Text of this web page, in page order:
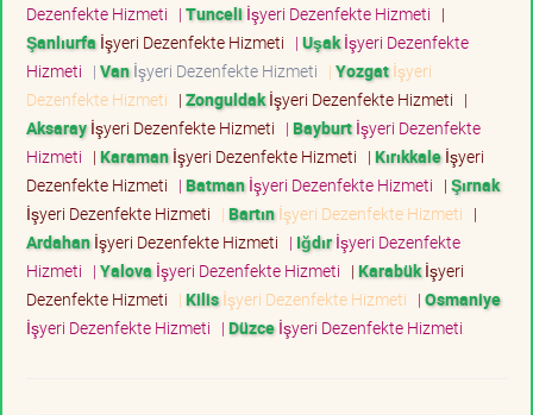
Dezenfekte Hizmeti | Tunceli İşyeri Dezenfekte Hizmeti |
Şanlıurfa İşyeri Dezenfekte Hizmeti | Uşakİşyeri Dezenfekte
Hizmeti | Vanİşyeri Dezenfekte Hizmeti | Yozgatİşyeri
Dezenfekte Hizmeti | Zonguldakİşyeri Dezenfekte Hizmeti |
Aksarayİşyeri Dezenfekte Hizmeti | Bayburtİşyeri Dezenfekte
Hizmeti | Karamanİşyeri Dezenfekte Hizmeti | Kırıkkaleİşyeri
Dezenfekte Hizmeti | Batmanİşyeri Dezenfekte Hizmeti | Şırnak
İşyeri Dezenfekte Hizmeti | Bartınİşyeri Dezenfekte Hizmeti |
Ardahanİşyeri Dezenfekte Hizmeti | Iğdırİşyeri Dezenfekte
Hizmeti | Yalova İşyeri Dezenfekte Hizmeti | Karabükİşyeri
Dezenfekte Hizmeti | Kilisİşyeri Dezenfekte Hizmeti | Osmaniye
İşyeri Dezenfekte Hizmeti | Düzceİşyeri Dezenfekte Hizmeti